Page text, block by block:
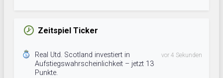
Zeitspiel Ticker
Real Utd. Scotland investiert in
Aufstiegswahrscheinlichkeit – jetzt 13
Punkte.
vor 4 Sekunden